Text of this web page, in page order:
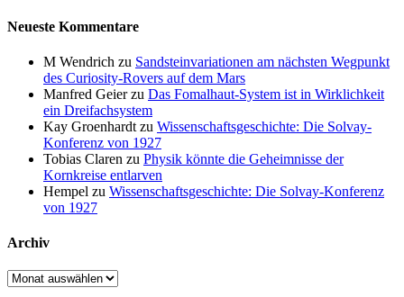
Neueste Kommentare
M Wendrich zu Sandsteinvariationen am nächsten Wegpunkt
des Curiosity-Rovers auf dem Mars
Manfred Geierzu Das Fomalhaut-System ist in Wirklichkeit
ein Dreifachsystem
Kay Groenhardt zu Wissenschaftsgeschichte: Die Solvay-
Konferenz von 1927
Tobias Claren zu Physik könnte die Geheimnisse der
Kornkreise entlarven
Hempel zu Wissenschaftsgeschichte: Die Solvay-Konferenz
von 1927
Archiv
Archiv